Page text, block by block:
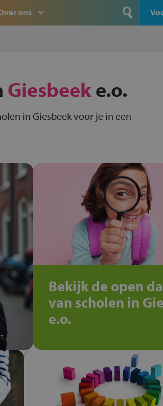
ons
Giesbeeke.o.
in Giesbeek voor je in een
Bekijk de open
van scholen in
e.o.